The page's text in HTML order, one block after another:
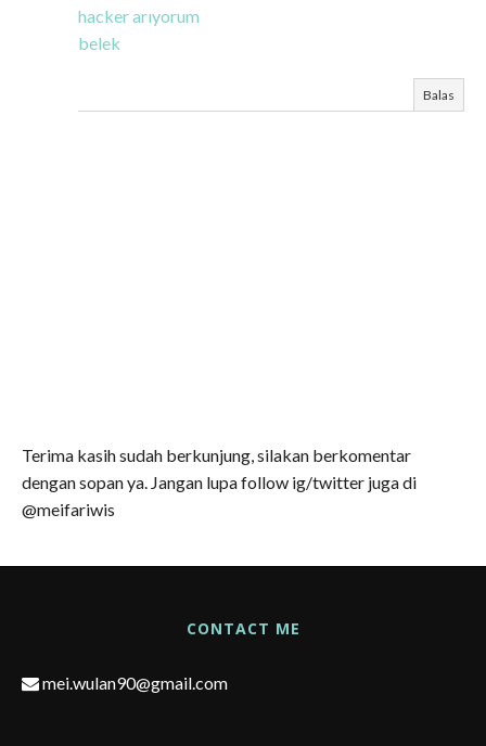
hacker arıyorum
belek
Balas
Terima kasih sudah berkunjung, silakan berkomentar
dengan sopan ya. Jangan lupa follow ig/twitter juga di
@meifariwis
CONTACT ME
mei.wulan90@gmail.com